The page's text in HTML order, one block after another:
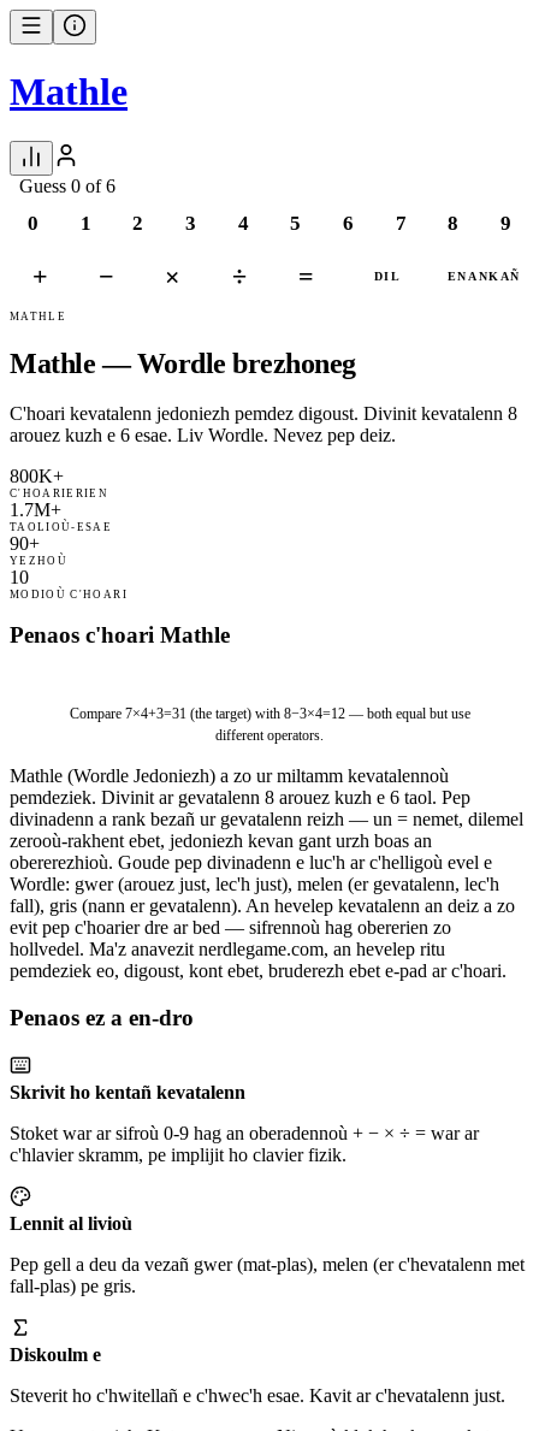
Mathle
Guess 0 of 6
0 1 2 3 4 5 6 7 8 9
+ − × ÷ = DIL ENANKAÑ
MATHLE
Mathle — Wordle brezhoneg
C'hoari kevatalenn jedoniezh pemdez digoust. Divinit kevatalenn 8
arouez kuzh e 6 esae. Liv Wordle. Nevez pep deiz.
800K+
C'HOARIERIEN
1.7M+
TAOLIOÙ-ESAE
90+
YEZHOÙ
10
MODIOÙ C'HOARI
Penaos c'hoari Mathle
Compare 7×4+3=31(the target) with 8−3×4=12— both equal but use
different operators.
Mathle (Wordle Jedoniezh) a zo ur miltamm kevatalennoù
pemdeziek. Divinit ar gevatalenn 8 arouez kuzh e 6 taol. Pep
divinadenn a rank bezañ ur gevatalenn reizh — un = nemet, dilemel
zerooù-rakhent ebet, jedoniezh kevan gant urzh boas an
obererezhioù. Goude pep divinadenn e luc'h ar c'helligoù evel e
Wordle: gwer (arouez just, lec'h just), melen (er gevatalenn, lec'h
fall), gris (nann er gevatalenn). An hevelep kevatalenn an deiz a zo
evit pep c'hoarier dre ar bed — sifrennoù hag obererien zo
hollvedel. Ma'z anavezit nerdlegame.com, an hevelep ritu
pemdeziek eo, digoust, kont ebet, bruderezh ebet e-pad ar c'hoari.
Penaos ez a en-dro
Skrivit ho kentañ kevatalenn
Stoket war ar sifroù 0-9 hag an oberadennoù + − × ÷ = war ar
c'hlavier skramm, pe implijit ho clavier fizik.
Lennit al livioù
Pep gell a deu da vezañ gwer (mat-plas), melen (er c'hevatalenn met
fall-plas) pe gris.
Diskoulm e
Steverit ho c'hwitellañ e c'hwec'h esae. Kavit ar c'hevatalenn just.